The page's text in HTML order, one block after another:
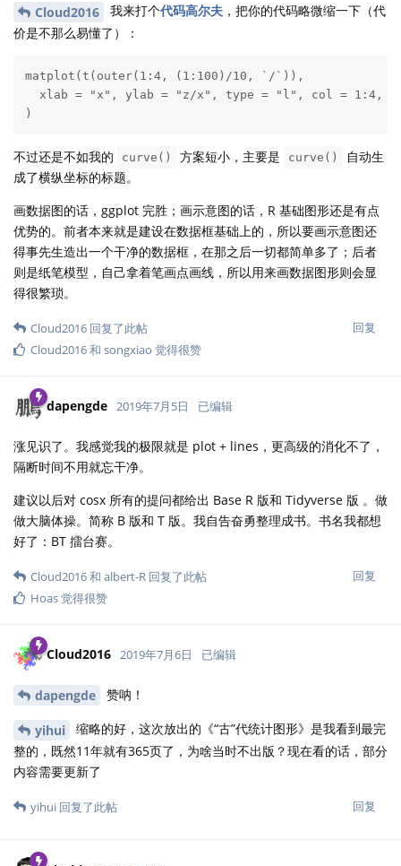
Cloud2016 我来打个代码高尔夫 ，把你的代码略微缩一下（代
价是不那么易懂了）：
matplot(t(outer(1:4, (1:100)/10, `/`)),
xlab = "x", ylab = "z/x", type = "l", col = 1:4,
)
不过还是不如我的 curve() 方案短小，主要是 curve()
自动生
成了横纵坐标的标题。
画数据图的话，ggplot 完胜；画示意图的话，R 基础图形还是有点
优势的。前者本来就是建设在数据框基础上的，所以要画示意图还
得事先生造出一个干净的数据框，在那之后一切都简单多了；后者
则是纸笔模型，自己拿着笔画点画线，所以用来画数据图形则会显
得很繁琐。
回复
Cloud2016 回复了此帖
Cloud2016和 songxiao 觉得很赞
dapengde 2019年7月5日 已编辑
涨见识了。我感觉我的极限就是 plot + lines，更高级的消化不了，
隔断时间不用就忘干净。
建议以后对 cosx 所有的提问都给出 Base R 版和 Tidyverse 版 。做
做大脑体操。简称 B 版和 T 版。我自告奋勇整理成书。书名我都想
好了：BT 擂台赛。
回复
Cloud2016和 albert-R 回复了此帖
Hoas觉得很赞
Cloud2016 2019年7月6日 已编辑
dapengde 赞呐！
yihui
缩略的好，这次放出的《“古”代统计图形》是我看到最完
整的，既然11年就有365页了，为啥当时不出版？现在看的话，部分
内容需要更新了
回复
yihui 回复了此帖